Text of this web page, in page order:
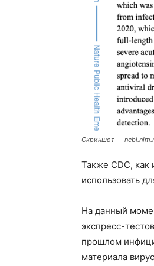
Скриншот —
Также CDC, как
использовать
На данный
экспресс-
прошлом
материала